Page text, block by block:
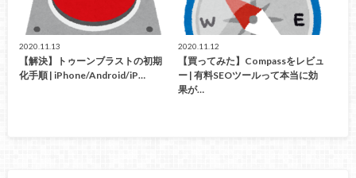
2020.11.13
【解決】トゥーンブラストの初期
化手順 | iPhone/Android/iP…
2020.11.12
【買ってみた】Compassをレビュ
ー | 有料SEOツールって本当に効
果が…